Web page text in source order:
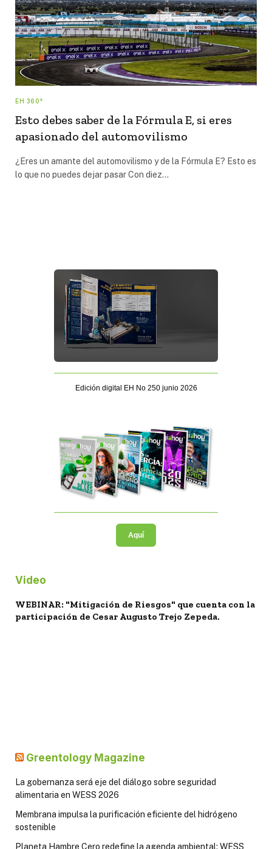
EH 360°
Esto debes saber de la Fórmula E, si eres
apasionado del automovilismo
¿Eres un amante del automovilismo y de la Fórmula E? Esto es
lo que no puedes dejar pasar Con diez…
Edición digital EH No 250 junio 2026
Aquí
Video
WEBINAR: "Mitigación de Riesgos" que cuenta con la
participación de Cesar Augusto Trejo Zepeda.
Greentology Magazine
La gobernanza será eje del diálogo sobre seguridad
alimentaria en WESS 2026
Membrana impulsa la purificación eficiente del hidrógeno
sostenible
Planeta Hambre Cero redefine la agenda ambiental: WESS